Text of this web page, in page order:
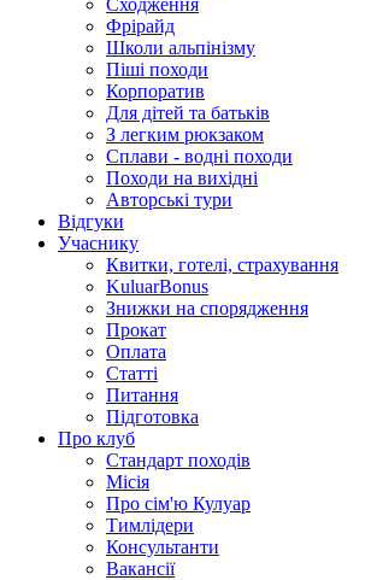
Сходження
Фрірайд
Школи альпінізму
Піші походи
Корпоратив
Для дітей та батьків
З легким рюкзаком
Сплави - водні походи
Походи на вихідні
Авторські тури
Відгуки
Учаснику
Квитки, готелі, страхування
KuluarBonus
Знижки на спорядження
Прокат
Оплата
Статті
Питання
Підготовка
Про клуб
Стандарт походів
Місія
Про сім'ю Кулуар
Тимлідери
Консультанти
Вакансії